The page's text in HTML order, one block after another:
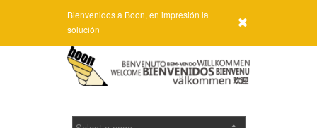
Bienvenidos a Boon, en impresión la
solución